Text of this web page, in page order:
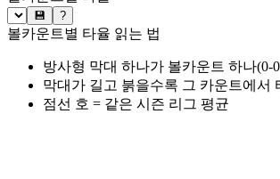
💾 ?
볼카운트별 타율 읽는 법
방사형 막대 하나가 볼카운트 하나(0-
막대가 길고 붉을수록 그 카운트에서
점선 호 = 같은 시즌 리그 평균